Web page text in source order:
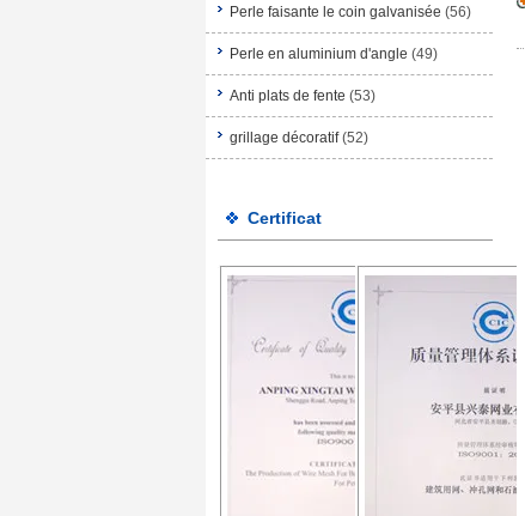
Perle faisante le coin galvanisée (56)
Perle en aluminium d'angle (49)
Anti plats de fente (53)
grillage décoratif (52)
Certificat